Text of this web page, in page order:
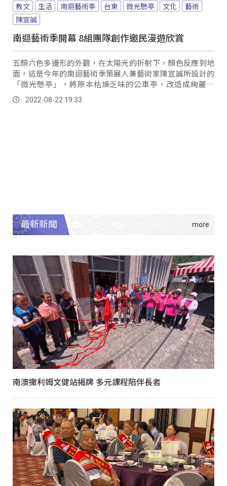
教文 生活 南迴藝術季 台東 微光懸亭 文化
藝術
陳宣誠
南迴藝術季開幕 8組團隊創作邀民漫遊欣賞
五顏六色多邊形的外觀，在太陽光的折射下，顏色反應到地
面，這是今年的南迴藝術季策展人兼藝術家陳宣誠所設計的
「微光懸亭」，將原本枯燥乏味的公車亭，改造成絢麗光
影、寶石般的外觀，吸引不少民眾慕名而來。
2022-08-22 19:33
最新新聞
南澳撒利姆文健站揭牌 多元課程陪伴長者